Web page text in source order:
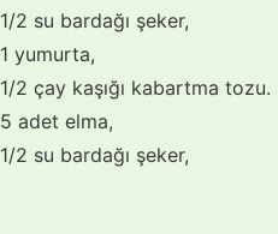
1/2 su bardağı şeker,
1 yumurta,
1/2 çay kaşığı kabartma tozu.
5 adet elma,
1/2 su bardağı şeker,